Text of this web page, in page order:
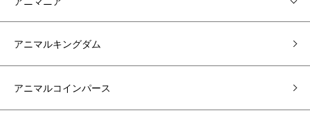
アニマルキングダム
アニマルコインパース